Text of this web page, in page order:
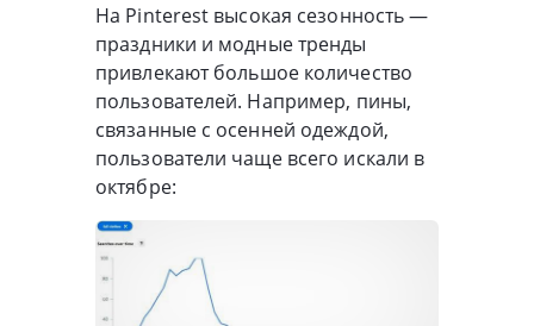
На Pinterest высокая сезонность —
праздники и модные тренды
привлекают большое количество
пользователей. Например, пины,
связанные с осенней одеждой,
пользователи чаще всего искали в
октябре: